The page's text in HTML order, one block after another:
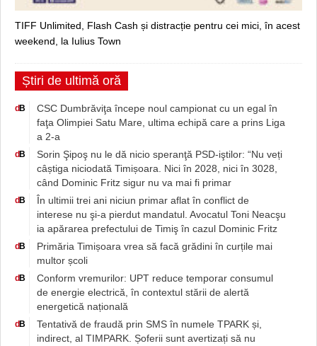
TIFF Unlimited, Flash Cash și distracție pentru cei mici, în acest
weekend, la Iulius Town
Știri de ultimă oră
d B
CSC Dumbrăviţa începe noul campionat cu un egal în
faţa Olimpiei Satu Mare, ultima echipă care a prins Liga
a 2-a
d B
Sorin Şipoş nu le dă nicio speranţă PSD-iştilor: “Nu veți
câștiga niciodată Timișoara. Nici în 2028, nici în 3028,
când Dominic Fritz sigur nu va mai fi primar
d B
În ultimii trei ani niciun primar aflat în conflict de
interese nu şi-a pierdut mandatul. Avocatul Toni Neacşu
ia apărarea prefectului de Timiş în cazul Dominic Fritz
d B
Primăria Timișoara vrea să facă grădini în curțile mai
multor școli
d B
Conform vremurilor: UPT reduce temporar consumul
de energie electrică, în contextul stării de alertă
energetică națională
d B
Tentativă de fraudă prin SMS în numele TPARK și,
indirect, al TIMPARK. Șoferii sunt avertizați să nu